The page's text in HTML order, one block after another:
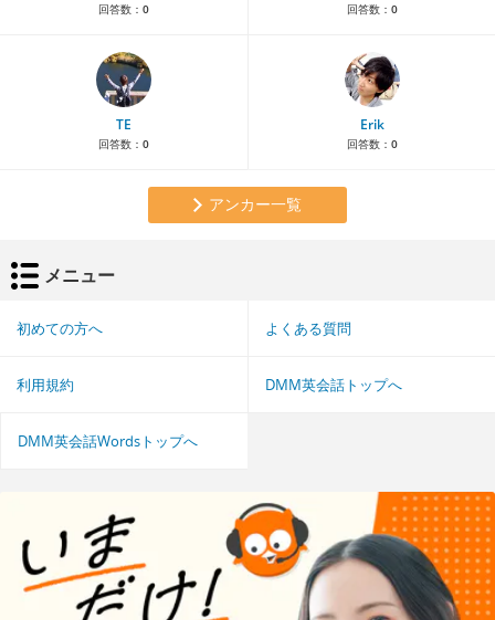
回答数： 0 回答数： 0
TE
回答数： 0
Erik
回答数： 0
アンカー一覧
メニュー
初めての方へ よくある質問
利用規約 DMM英会話トップへ
DMM英会話Wordsトップへ